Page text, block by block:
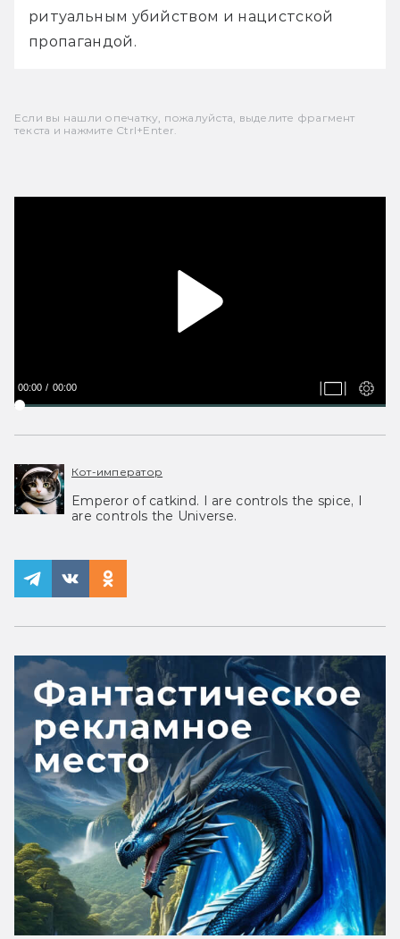
ритуальным убийством и нацистской
пропагандой.
Если вы нашли опечатку, пожалуйста, выделите фрагмент
текста и нажмите Ctrl+Enter.
00:00 00:00
Кот-император
Emperor of catkind. I are controls the spice, I
are controls the Universe.